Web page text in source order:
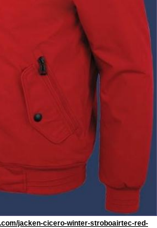
jacken-cicero-winter-stroboairtec-red-